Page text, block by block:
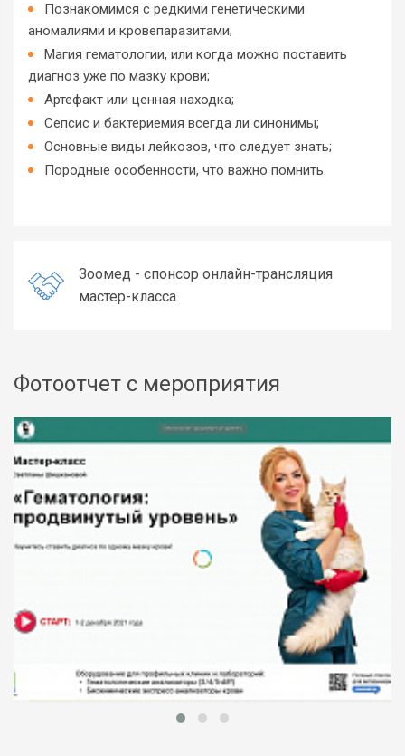
Познакомимся с редкими генетическими
аномалиями и кровепаразитами;
Магия гематологии, или когда можно поставить
диагноз уже по мазку крови;
Артефакт или ценная находка;
Сепсис и бактериемия всегда ли синонимы;
Основные виды лейкозов, что следует знать;
Породные особенности, что важно помнить.
Зоомед - спонсор онлайн-трансляция
мастер-класса.
Фотоотчет с мероприятия